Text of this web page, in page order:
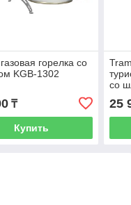
горелка со
KGB-1302
₸
Купить
со
25